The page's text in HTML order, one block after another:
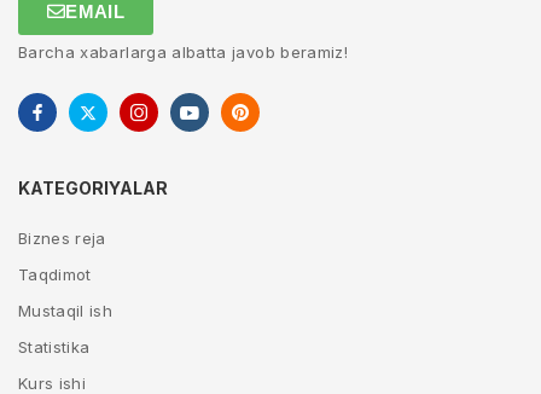
EMAIL
Barcha xabarlarga albatta javob beramiz!
KATEGORIYALAR
Biznes reja
Taqdimot
Mustaqil ish
Statistika
Kurs ishi